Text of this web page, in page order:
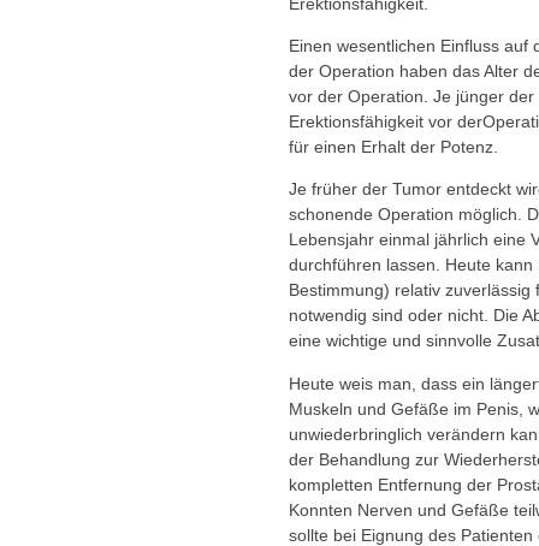
Einen wesentlichen Einfluss auf
der Operation haben das Alter
vor der Operation. Je jünger
Erektionsfähigkeit vor
für einen Erhalt der Potenz.
Je früher der Tumor entdeckt
schonende Operation möglich.
Lebensjahr einmal jährlich eine
durchführen lassen. Heute
Bestimmung) relativ
notwendig sind oder nicht. Die
eine wichtige und sinnvolle
Heute weis man, dass ein
Muskeln und Gefäße im Penis,
unwiederbringlich verändern
der Behandlung zur
kompletten Entfernung der
Konnten Nerven und Gefäße
sollte bei Eignung des